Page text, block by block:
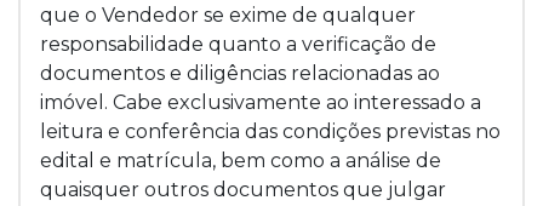
que o Vendedor se exime de qualquer
responsabilidade quanto a verificação de
documentos e diligências relacionadas ao
imóvel. Cabe exclusivamente ao interessado a
leitura e conferência das condições previstas no
edital e matrícula, bem como a análise de
quaisquer outros documentos que julgar